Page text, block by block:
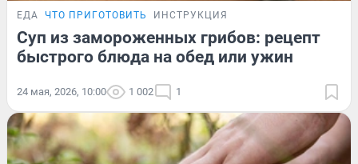
ЕДА ЧТО ПРИГОТОВИТЬ ИНСТРУКЦИЯ
Суп из замороженных грибов: рецепт
быстрого блюда на обед или ужин
24 мая, 2026, 10:00 1 002 1